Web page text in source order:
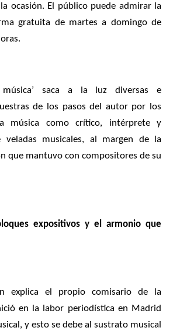
ocasión. El público puede admirar la
gratuita de martes a domingo de
saca a la luz diversas e
de los pasos del autor por los
música como crítico, intérprete y
veladas musicales, al margen de la
que mantuvo con compositores de su
expositivos y el armonio que
explica el propio comisario de la
en la labor periodística en Madrid
y esto se debe al sustrato musical